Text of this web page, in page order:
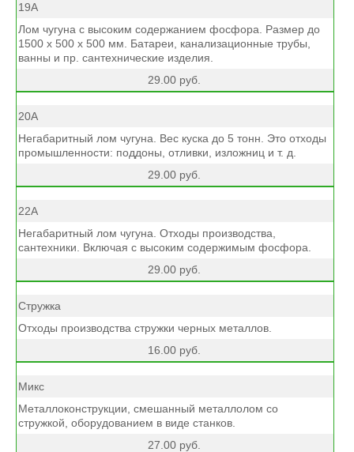
19А
Лом чугуна с высоким содержанием фосфора. Размер до
1500 х 500 х 500 мм. Батареи, канализационные трубы,
ванны и пр. сантехнические изделия.
29.00 руб.
20А
Негабаритный лом чугуна. Вес куска до 5 тонн. Это отходы
промышленности: поддоны, отливки, изложниц и т. д.
29.00 руб.
22А
Негабаритный лом чугуна. Отходы производства,
сантехники. Включая с высоким содержимым фосфора.
29.00 руб.
Стружка
Отходы производства стружки черных металлов.
16.00 руб.
Микс
Металлоконструкции, смешанный металлолом со
стружкой, оборудованием в виде станков.
27.00 руб.